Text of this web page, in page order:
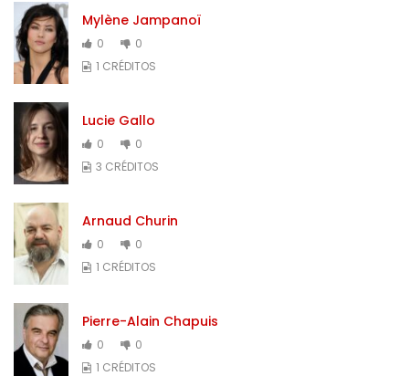
Mylène Jampanoï
0
0
1 CRÉDITOS
Lucie Gallo
0
0
3 CRÉDITOS
Arnaud Churin
0
0
1 CRÉDITOS
Pierre-Alain Chapuis
0
0
1 CRÉDITOS